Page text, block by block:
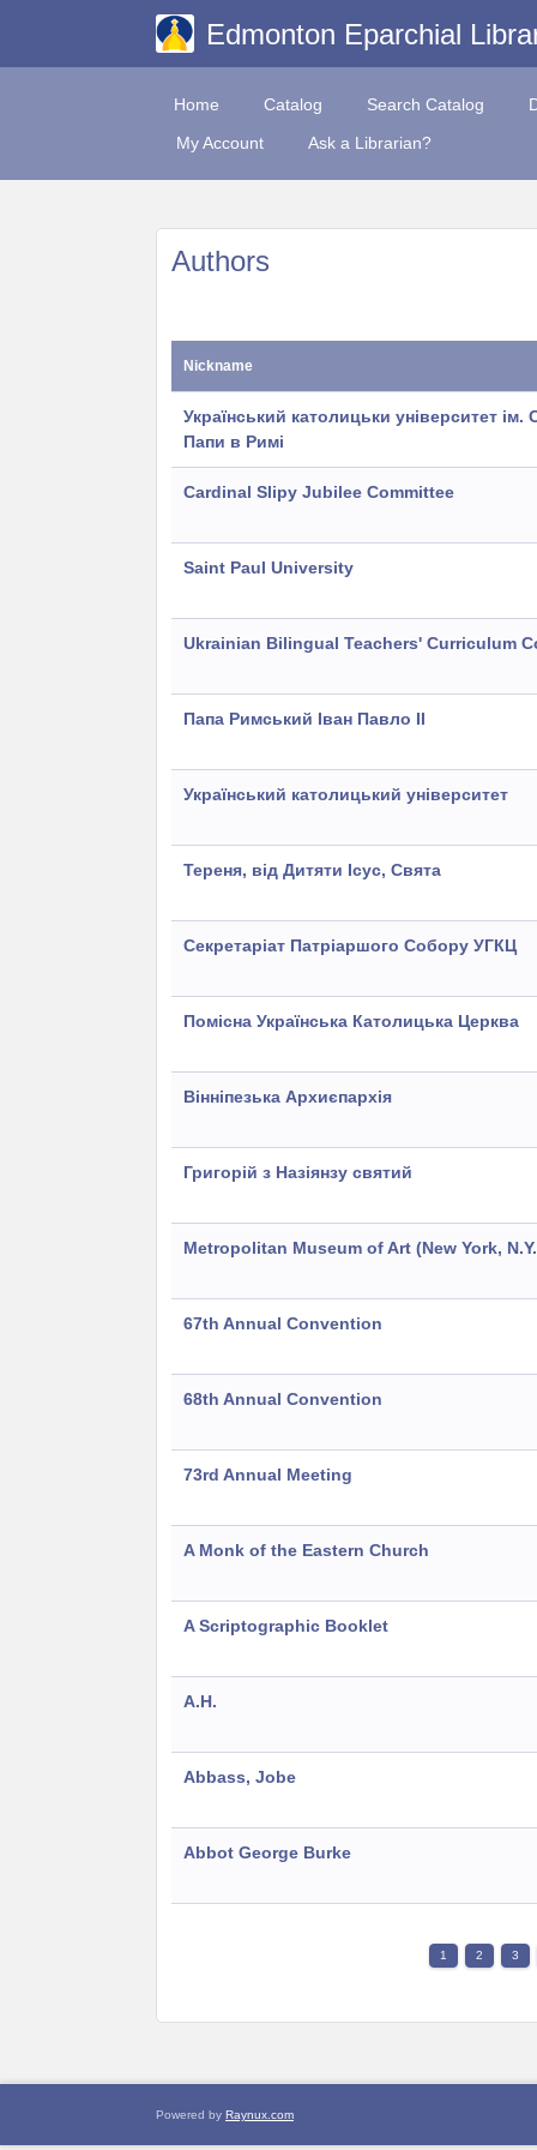
Edmonton Eparchial
Home Catalog Search Catalog
My Account
Ask a Librarian?
Authors
Nickname
Український католицьки університет ім.
Папи в Римі
Cardinal Slipy Jubilee Committee
Saint Paul University
Ukrainian Bilingual Teachers' Curriculum
Папа Римський Іван Павло ІІ
Український католицький університет
Тереня, від Дитяти Ісус, Свята
Секретаріат Патріаршого Собору УГКЦ
Помісна Украïнська Католицька Церква
Вінніпезька Архиєпархія
Григорій з Назіянзу святий
Metropolitan Museum of Art (New York,
67th Annual Convention
68th Annual Convention
73rd Annual Meeting
A Monk of the Eastern Church
A Scriptographic Booklet
A.H.
Abbass, Jobe
Abbot George Burke
1 2 3
Powered by Raynux.com